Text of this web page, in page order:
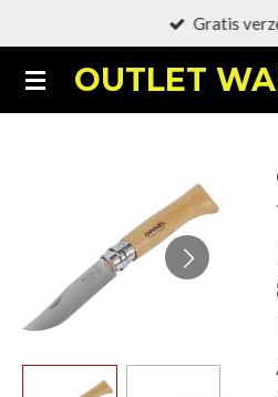
naar
de
OUTLET
Gratis